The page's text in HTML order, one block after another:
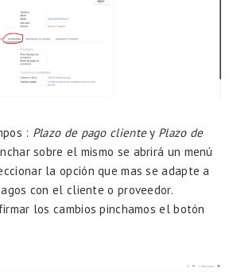
: Plazo de pago clientey Plazo de
sobre el mismo se abrirá un menú
la opción que mas se adapte a
con el cliente o proveedor.
los cambios pinchamos el botón